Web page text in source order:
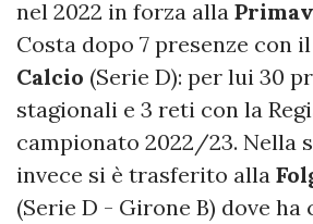
nel 2022 in forza alla
Costa dopo 7 presenze con il
Calcio (Serie D): per lui 30
stagionali e 3 reti con la
campionato 2022/23. Nella
invece si è trasferito alla
(Serie D - Girone B) dove